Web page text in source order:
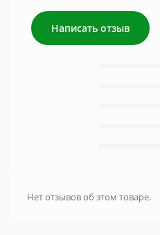
Написать отзыв
Нет отзывов об этом товаре.